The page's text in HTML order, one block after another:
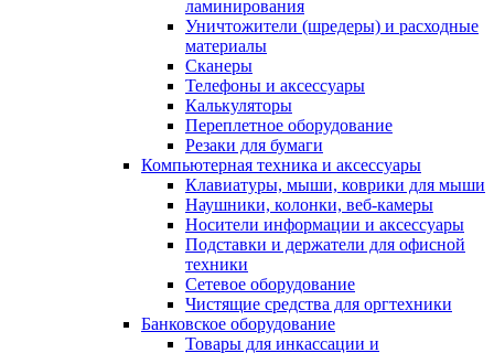
ламинирования
Уничтожители (шредеры) и расходные
материалы
Сканеры
Телефоны и аксессуары
Калькуляторы
Переплетное оборудование
Резаки для бумаги
Компьютерная техника и аксессуары
Клавиатуры, мыши, коврики для мыши
Наушники, колонки, веб-камеры
Носители информации и аксессуары
Подставки и держатели для офисной
техники
Сетевое оборудование
Чистящие средства для оргтехники
Банковское оборудование
Товары для инкассации и